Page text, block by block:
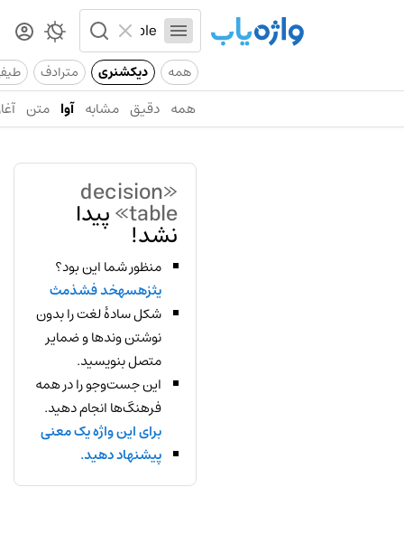
همه دیکشنری مترادف
همه دقیق مشابه آوا متن
«decision
table» پیدا
نشد!
منظور شما این بود؟
یثزهسهخد فشذمث
شکل سادهٔ لغت را بدون
نوشتن وندها و ضمایر
متصل بنویسید.
این جست‌وجو را در همه
فرهنگ‌ها انجام دهید.
برای این واژه یک معنی
پیشنهاد دهید.